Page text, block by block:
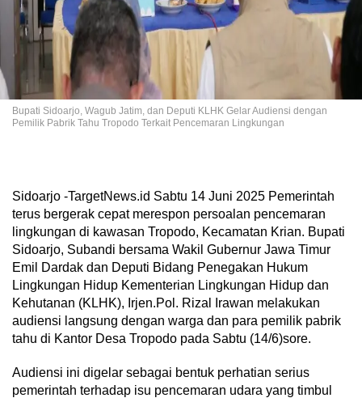
Bupati Sidoarjo, Wagub Jatim, dan Deputi KLHK Gelar Audiensi dengan
Pemilik Pabrik Tahu Tropodo Terkait Pencemaran Lingkungan
Sidoarjo -TargetNews.id Sabtu 14 Juni 2025 Pemerintah
terus bergerak cepat merespon persoalan pencemaran
lingkungan di kawasan Tropodo, Kecamatan Krian. Bupati
Sidoarjo, Subandi bersama Wakil Gubernur Jawa Timur
Emil Dardak dan Deputi Bidang Penegakan Hukum
Lingkungan Hidup Kementerian Lingkungan Hidup dan
Kehutanan (KLHK), Irjen.Pol. Rizal Irawan melakukan
audiensi langsung dengan warga dan para pemilik pabrik
tahu di Kantor Desa Tropodo pada Sabtu (14/6)sore.
Audiensi ini digelar sebagai bentuk perhatian serius
pemerintah terhadap isu pencemaran udara yang timbul